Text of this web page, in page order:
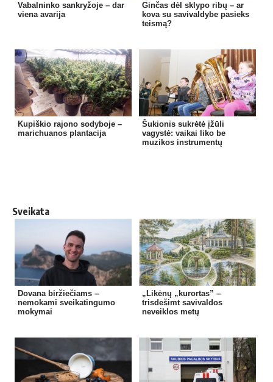
Vabalninko sankryžoje – dar
viena avarija
Ginčas dėl sklypo ribų – ar
kova su savivaldybe pasieks
teismą?
Kupiškio rajono sodyboje –
marichuanos plantacija
Šukionis sukrėtė įžūli
vagystė: vaikai liko be
muzikos instrumentų
Sveikata
Dovana biržiečiams –
nemokami sveikatingumo
mokymai
„Likėnų „kurortas” –
trisdešimt savivaldos
neveiklos metų